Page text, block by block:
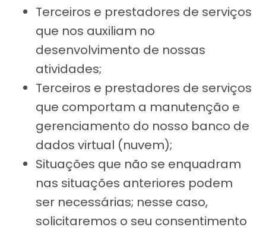
Terceiros e prestadores de serviços
que nos auxiliam no
desenvolvimento de nossas
atividades;
Terceiros e prestadores de serviços
que comportam a manutenção e
gerenciamento do nosso banco de
dados virtual (nuvem);
Situações que não se enquadram
nas situações anteriores podem
ser necessárias; nesse caso,
solicitaremos o seu consentimento